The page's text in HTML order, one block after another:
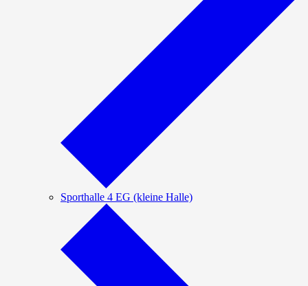
Sporthalle 4 EG (kleine Halle)